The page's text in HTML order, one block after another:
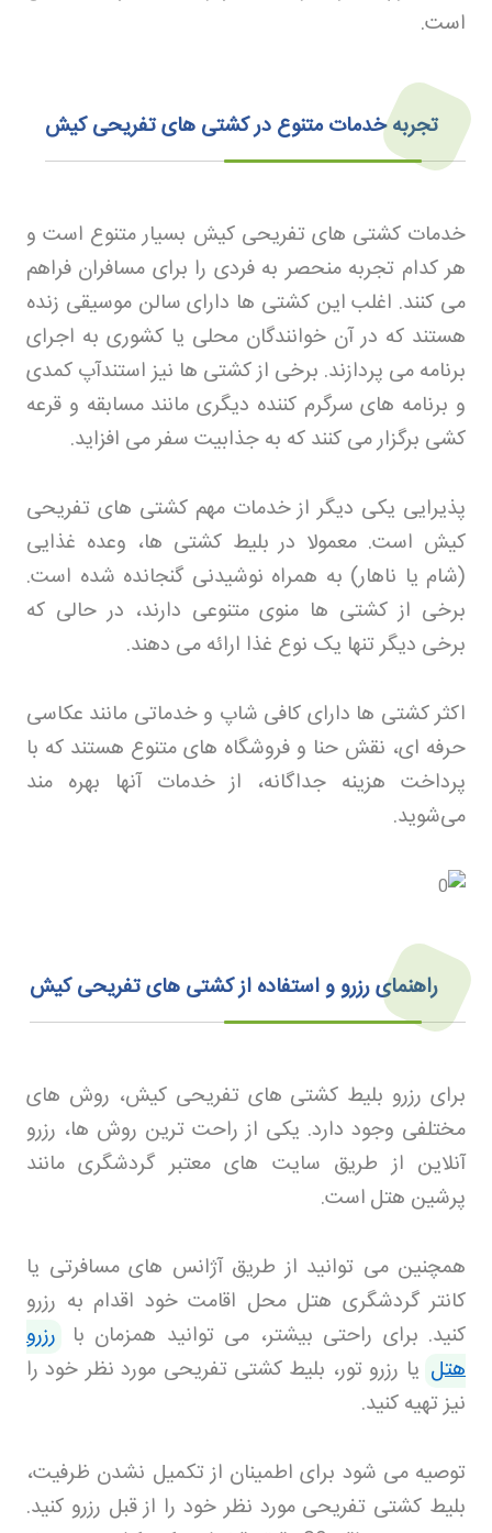
است.
تجربه خدمات متنوع در کشتی های تفریحی کیش
خدمات کشتی های تفریحی کیش بسیار متنوع است و
هر کدام تجربه منحصر به فردی را برای مسافران فراهم
می کنند. اغلب این کشتی ها دارای سالن موسیقی زنده
هستند که در آن خوانندگان محلی یا کشوری به اجرای
برنامه می پردازند. برخی از کشتی ها نیز استندآپ کمدی
و برنامه های سرگرم کننده دیگری مانند مسابقه و قرعه
کشی برگزار می کنند که به جذابیت سفر می افزاید.
پذیرایی یکی دیگر از خدمات مهم کشتی های تفریحی
کیش است. معمولا در بلیط کشتی ها، وعده غذایی
(شام یا ناهار) به همراه نوشیدنی گنجانده شده است.
برخی از کشتی ها منوی متنوعی دارند، در حالی که
برخی دیگر تنها یک نوع غذا ارائه می دهند.
اکثر کشتی ها دارای کافی شاپ و خدماتی مانند عکاسی
حرفه ای، نقش حنا و فروشگاه های متنوع هستند که با
پرداخت هزینه جداگانه، از خدمات آنها بهره مند
می‌شوید.
راهنمای رزرو و استفاده از کشتی های تفریحی کیش
برای رزرو بلیط کشتی های تفریحی کیش، روش های
مختلفی وجود دارد. یکی از راحت ترین روش ها، رزرو
آنلاین از طریق سایت های معتبر گردشگری مانند
پرشین هتلاست.
همچنین می توانید از طریق آژانس های مسافرتی یا
کانتر گردشگری هتل محل اقامت خود اقدام به رزرو
کنید. برای راحتی بیشتر، می توانید همزمان با رزرو
هتل یا رزرو تور، بلیط کشتی تفریحی مورد نظر خود را
نیز تهیه کنید.
توصیه می شود برای اطمینان از تکمیل نشدن ظرفیت،
بلیط کشتی تفریحی مورد نظر خود را از قبل رزرو کنید.